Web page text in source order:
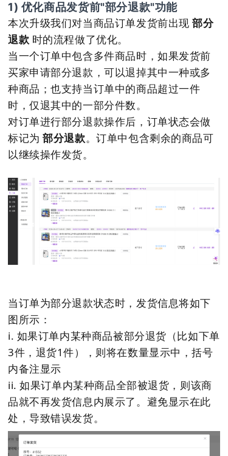
1) 优化商品发货前"部分退款"功能
本次升级我们对当商品订单发货前出现部分
退款 时的流程做了优化。
当一个订单中包含多件商品时，如果发货前
买家申请部分退款，可以退掉其中一种或多
种商品；也支持当订单中的商品超过一件
时，仅退其中的一部分件数。
对订单进行部分退款操作后，订单状态会做
标记为部分退款。订单中包含剩余的商品可
以继续操作发货。
当订单为部分退款状态时，发货信息将如下
图所示：
i. 如果订单内某种商品被部分退货（比如下单
3件，退货1件），则将在数量显示中，括号
内备注显示
ii. 如果订单内某种商品全部被退货，则该商
品就不再发货信息内展示了。避免显示在此
处，导致错误发货。